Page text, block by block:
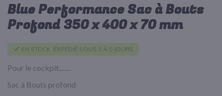
Passer
au
début
la
Galerie
d’images
Blue Performance Sac à Bouts
Profond 350 x 400 x 70 mm
EN STOCK. ÉXPÉDIÉ SOUS 3 À 5 JOURS.
Pour le cockpit........
Sac à Bouts profond